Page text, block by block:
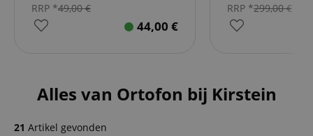
RRP *49,00€
44,00 €
RRP *299,00€
Alles van Ortofon bij Kirstein
21 Artikel gevonden